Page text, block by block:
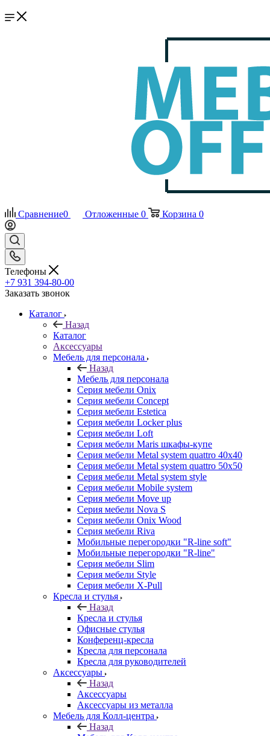
Сравнение0 Отложенные 0 Корзина 0
Телефоны
+7 931 394-80-00
Заказать звонок
Каталог
Назад
Каталог
Аксессуары
Мебель для персонала
Назад
Мебель для персонала
Серия мебели Onix
Серия мебели Concept
Серия мебели Estetica
Серия мебели Locker plus
Серия мебели Loft
Серия мебели Maris шкафы-купе
Серия мебели Metal system quattro 40x40
Серия мебели Metal system quattro 50x50
Серия мебели Metal system style
Серия мебели Mobile system
Серия мебели Move up
Серия мебели Nova S
Серия мебели Onix Wood
Серия мебели Riva
Мобильные перегородки "R-line soft"
Мобильные перегородки "R-line"
Серия мебели Slim
Серия мебели Style
Серия мебели X-Pull
Кресла и стулья
Назад
Кресла и стулья
Офисные стулья
Конференц-кресла
Кресла для персонала
Кресла для руководителей
Аксессуары
Назад
Аксессуары
Аксессуары из металла
Мебель для Колл-центра
Назад